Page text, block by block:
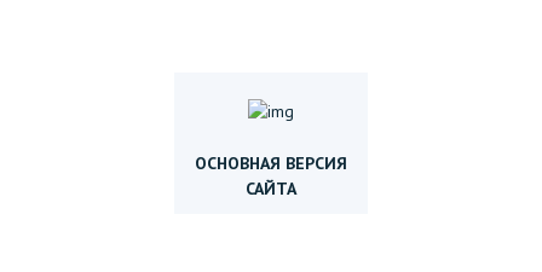
ОСНОВНАЯ ВЕРСИЯ
САЙТА